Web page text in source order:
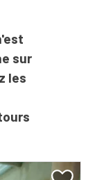
sur
les